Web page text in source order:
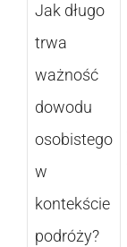
Jak długo
trwa
ważność
dowodu
osobistego
w
kontekście
podróży?